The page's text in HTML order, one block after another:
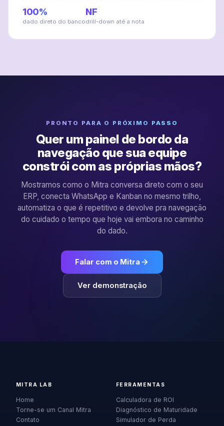
100%
dado direto do banco
NF
drill-down até a nota
PRONTO PARA O PRÓXIMO PASSO
Quer um painel de bordo da
navegação que sua equipe
constrói com as próprias mãos?
Mostramos como o Mitra conversa direto com o seu
ERP, conecta WhatsApp e Kanban no mesmo trilho,
automatiza o que é repetitivo e devolve pra navegação
do cuidado o tempo que hoje vai embora no caminho
do dado.
Falar com o Mitra
Ver demonstração
MITRA LAB
Home
Torne-se um Canal Mitra
Contato
FERRAMENTAS
Calculadora de ROI
Diagnóstico de Maturidade
Simulador de Perda